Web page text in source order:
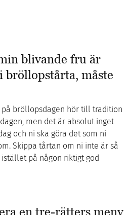
blivande fru är
måste
bröllopsdagen hör till tradition
men det är absolut inget
och ni ska göra det som ni
Skippa tårtan om ni inte är så
på någon riktigt god
en tre-rätters meny